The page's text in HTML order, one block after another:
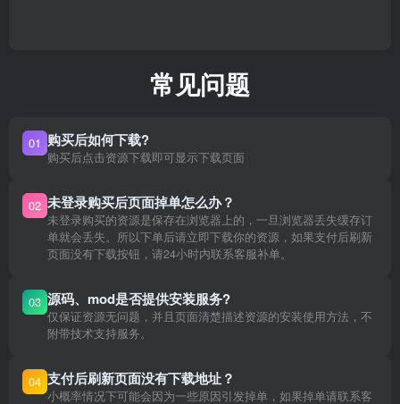
常见问题
01 购买后如何下载?
购买后点击资源下载即可显示下载页面
02 未登录购买后页面掉单怎么办？
未登录购买的资源是保存在浏览器上的，一旦浏览器丢失缓存订
单就会丢失。所以下单后请立即下载你的资源，如果支付后刷新
页面没有下载按钮，请24小时内联系客服补单。
03 源码、mod是否提供安装服务?
仅保证资源无问题，并且页面清楚描述资源的安装使用方法，不
附带技术支持服务。
04 支付后刷新页面没有下载地址？
小概率情况下可能会因为一些原因引发掉单，如果掉单请联系客